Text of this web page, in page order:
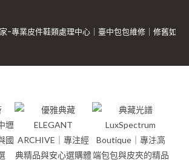
–專業皮件鞋類處理中心｜臺中包包維修｜修舊如舊